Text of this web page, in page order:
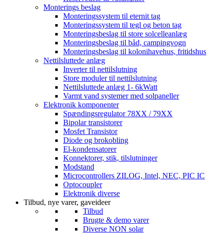
Monterings beslag
Monteringssystem til eternit tag
Monteringssystem til tegl og beton tag
Monteringsbeslag til store solcelleanlæg
Monteringsbeslag til båd, campingvogn
Monteringsbeslag til kolonihavehus, fritidshus
Nettilsluttede anlæg
Inverter til nettilslutning
Store moduler til nettilslutning
Nettilsluttede anlæg 1- 6kWatt
Varmt vand systemer med solpaneller
Elektronik komponenter
Spændingsregulator 78XX / 79XX
Bipolar transistorer
Mosfet Transistor
Diode og brokobling
El-kondensatorer
Konnektorer, stik, tilslutninger
Modstand
Microcontrollers ZILOG, Intel, NEC, PIC IC
Optocoupler
Elektronik diverse
Tilbud, nye varer, gaveideer
Tilbud
Brugte & demo varer
Diverse NON solar